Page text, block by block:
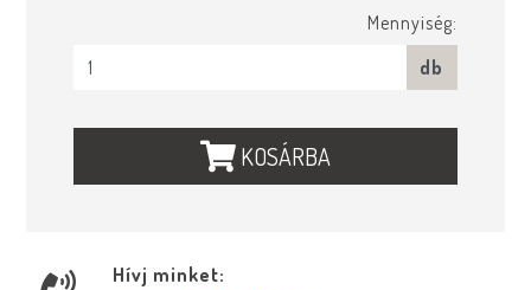
Mennyiség:
db
KOSÁRBA
Hívj minket: